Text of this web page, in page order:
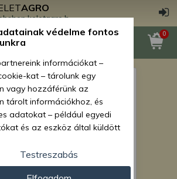
AGRO
0
Hinomoto
japán
védelme fontos
információkat –
kat – tárolunk egy
vagy hozzáférünk az
tárolt információkhoz, és
adatokat – például egyedi
és az eszköz által küldött
szabott hirdetések és
hirdetés- és
Testreszabás